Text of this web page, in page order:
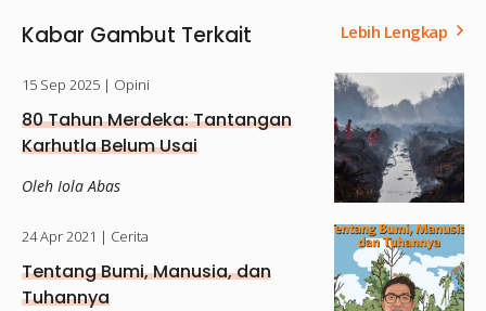
Kabar Gambut Terkait Lebih Lengkap
15 Sep 2025 | Opini
80 Tahun Merdeka: Tantangan
Karhutla Belum Usai
Oleh Iola Abas
24 Apr 2021 | Cerita
Tentang Bumi, Manusia, dan
Tuhannya